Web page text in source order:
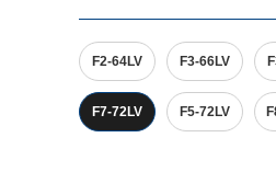
F2-64LV F3-66LV
F7-72LV F5-72LV